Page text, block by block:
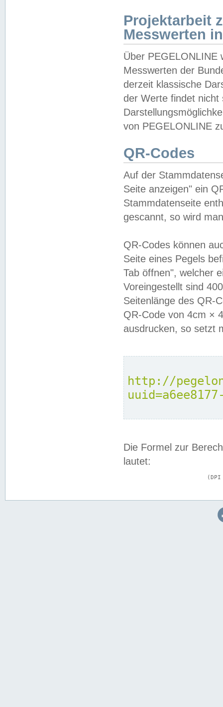
Projektarbeit
Messwerten
Über PEGELONLINE
Messwerten der
derzeit klassische
der Werte findet
von PEGELONLINE
QR-Codes
Auf der
Seite anzeigen" ein
Stammdatenseite
gescannt, so wird
QR-Codes können
Seite eines Pegels
Tab öffnen", welcher
Voreingestellt sind
Seitenlänge des QR-
QR-Code von 4cm ×
ausdrucken, so setzt
http://
Die Formel zur
lautet: